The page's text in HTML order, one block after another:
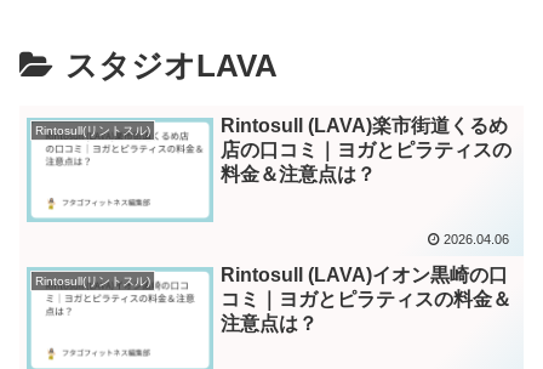
スタジオLAVA
Rintosull(リントスル)
Rintosull (LAVA)楽市街道くるめ
店の口コミ｜ヨガとピラティスの
料金＆注意点は？
2026.04.06
Rintosull(リントスル)
Rintosull (LAVA)イオン黒崎の口
コミ｜ヨガとピラティスの料金＆
注意点は？